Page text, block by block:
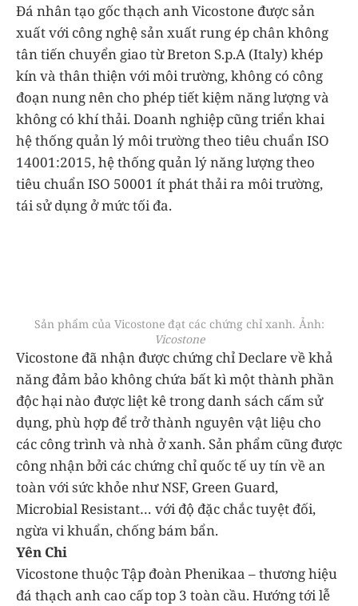
Đá nhân tạo gốc thạch anh Vicostone được sản
xuất với công nghệ sản xuất rung ép chân không
tân tiến chuyển giao từ Breton S.p.A (Italy) khép
kín và thân thiện với môi trường, không có công
đoạn nung nên cho phép tiết kiệm năng lượng và
không có khí thải. Doanh nghiệp cũng triển khai
hệ thống quản lý môi trường theo tiêu chuẩn ISO
14001:2015, hệ thống quản lý năng lượng theo
tiêu chuẩn ISO 50001 ít phát thải ra môi trường,
tái sử dụng ở mức tối đa.
Sản phẩm của Vicostone đạt các chứng chỉ xanh. Ảnh:
Vicostone
Vicostone đã nhận được chứng chỉ Declare về khả
năng đảm bảo không chứa bất kì một thành phần
độc hại nào được liệt kê trong danh sách cấm sử
dụng, phù hợp để trở thành nguyên vật liệu cho
các công trình và nhà ở xanh. Sản phẩm cũng được
công nhận bởi các chứng chỉ quốc tế uy tín về an
toàn với sức khỏe như NSF, Green Guard,
Microbial Resistant… với độ đặc chắc tuyệt đối,
ngừa vi khuẩn, chống bám bẩn.
Yên Chi
Vicostone thuộc Tập đoàn Phenikaa – thương hiệu
đá thạch anh cao cấp top 3 toàn cầu. Hướng tới lễ